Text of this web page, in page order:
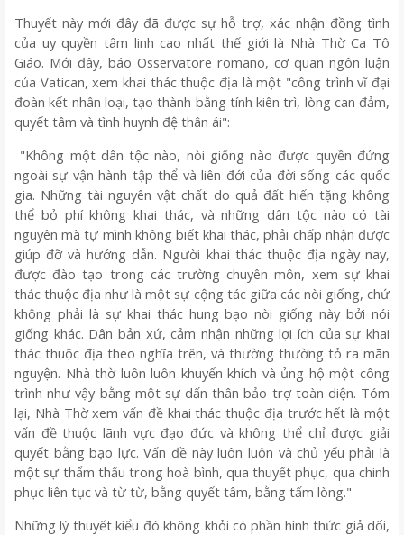
Thuyết này mới đây đã được sự hỗ trợ, xác nhận đồng tình
của uy quyền tâm linh cao nhất thế giới là Nhà Thờ Ca Tô
Giáo. Mới đây, báo Osservatore romano, cơ quan ngôn luận
của Vatican, xem khai thác thuộc địa là một "công trình vĩ đại
đoàn kết nhân loại, tạo thành bằng tính kiên trì, lòng can đảm,
quyết tâm và tình huynh đệ thân ái":
"Không một dân tộc nào, nòi giống nào được quyền đứng
ngoài sự vận hành tập thể và liên đới của đời sống các quốc
gia. Những tài nguyên vật chất do quả đất hiến tặng không
thể bỏ phí không khai thác, và những dân tộc nào có tài
nguyên mà tự mình không biết khai thác, phải chấp nhận được
giúp đỡ và hướng dẫn. Người khai thác thuộc địa ngày nay,
được đào tạo trong các trường chuyên môn, xem sự khai
thác thuộc địa như là một sự cộng tác giữa các nòi giống, chứ
không phải là sự khai thác hung bạo nòi giống này bởi nói
giống khác. Dân bản xứ, cảm nhận những lợi ích của sự khai
thác thuộc địa theo nghĩa trên, và thường thường tỏ ra mãn
nguyện. Nhà thờ luôn luôn khuyến khích và ủng hộ một công
trình như vậy bằng một sự dấn thân bảo trợ toàn diện. Tóm
lại, Nhà Thờ xem vấn đề khai thác thuộc địa trước hết là một
vấn đề thuộc lãnh vực đạo đức và không thể chỉ được giải
quyết bằng bạo lực. Vấn đề này luôn luôn và chủ yếu phải là
một sự thẩm thấu trong hoà bình, qua thuyết phục, qua chinh
phục liên tục và từ từ, bằng quyết tâm, bằng tấm lòng."
Những lý thuyết kiểu đó không khỏi có phần hình thức giả dối,